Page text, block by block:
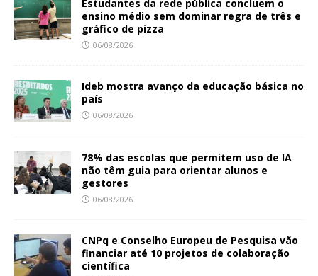
Estudantes da rede pública concluem o
ensino médio sem dominar regra de três e
gráfico de pizza
06/08/2026
Ideb mostra avanço da educação básica no
país
06/08/2026
78% das escolas que permitem uso de IA
não têm guia para orientar alunos e
gestores
06/08/2026
CNPq e Conselho Europeu de Pesquisa vão
financiar até 10 projetos de colaboração
científica